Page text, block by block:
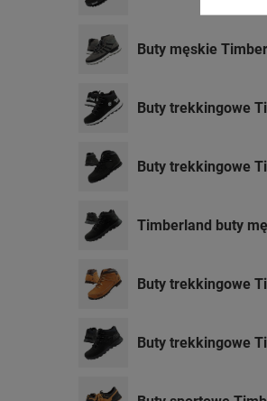
Buty męskie
Buty trekkingowe
Buty trekkingowe
Timberland buty
Buty trekkingowe
Buty trekkingowe